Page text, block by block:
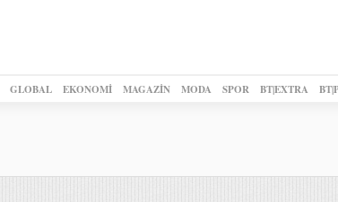
GLOBAL EKONOMİ MAGAZİN MODA SPOR BT|EXTRA